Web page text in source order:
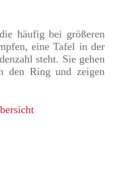
häufig bei größeren
eine Tafel in der
steht. Sie gehen
den Ring und zeigen